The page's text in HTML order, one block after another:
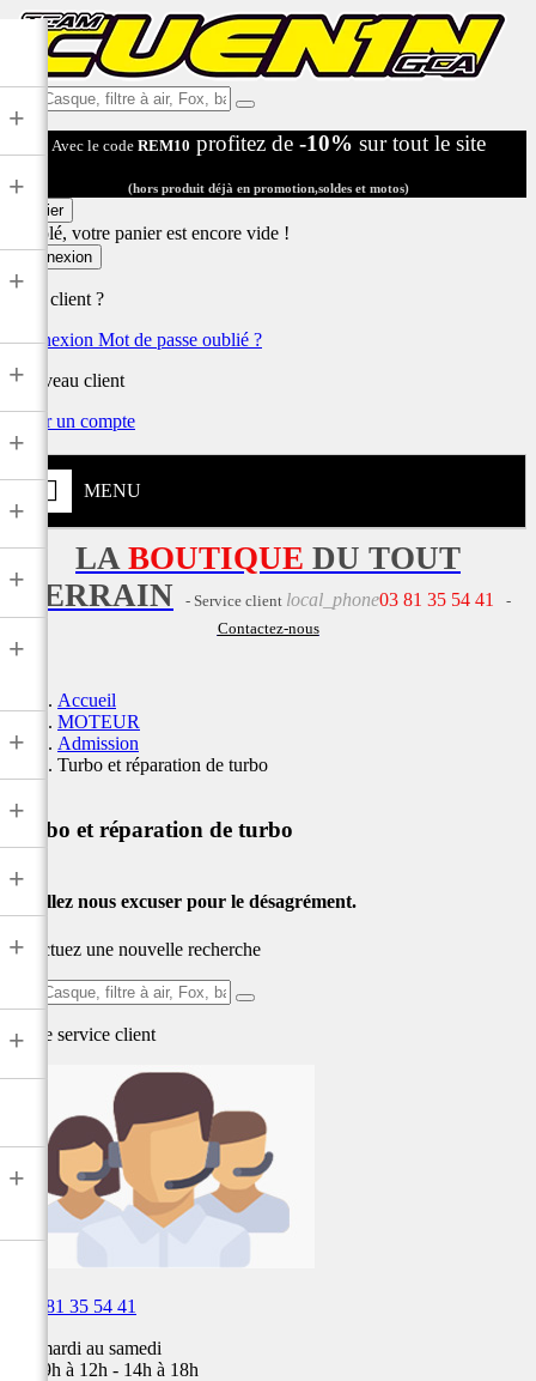
Ex:
Casque,
filtre
air,
Fox,
...
Avec le code REM10 profitez de -10% sur tout le site
(hors produit déjà en promotion,soldes et motos)
Panier
Désolé, votre panier est encore vide !
Connexion
Déjà client ?
Connexion Mot de passe oublié ?
Nouveau client
Créer un compte
MENU
+
+
+
+
+
+
+
+
+
+
+
+
+
+
LA BOUTIQUE DU TOUT
TERRAIN
- Service client local_phone03 81 35 54 41
-
Contactez-nous
Accueil
MOTEUR
Admission
Turbo et réparation de turbo
Turbo et réparation de turbo
Veuillez nous excuser pour le désagrément.
Effectuez une nouvelle recherche
Ex:
batterie
Notre service client
03 81 35 54 41
Du mardi au samedi
de 09h à 12h - 14h à 18h